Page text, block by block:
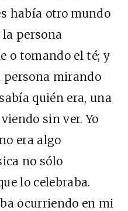
había otro mundo
la persona
o tomando el té; y
persona mirando
quién era, una
sin ver. Yo
era algo
no sólo
lo celebraba.
ocurriendo en mi